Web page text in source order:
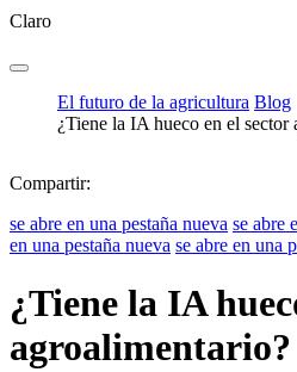
Claro
El futuro de la agricultura Blog
¿Tiene la IA hueco en el sector
Compartir:
se abre en una pestaña nueva se abre
en una pestaña nueva se abre en una
¿Tiene la IA
agroalimentario?